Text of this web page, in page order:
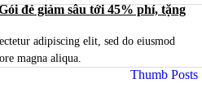
đẻ giảm sâu tới 45% phí, tặng
adipiscing elit, sed do eiusmod
magna aliqua.